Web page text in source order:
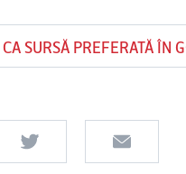
CA SURSĂ PREFERATĂ ÎN